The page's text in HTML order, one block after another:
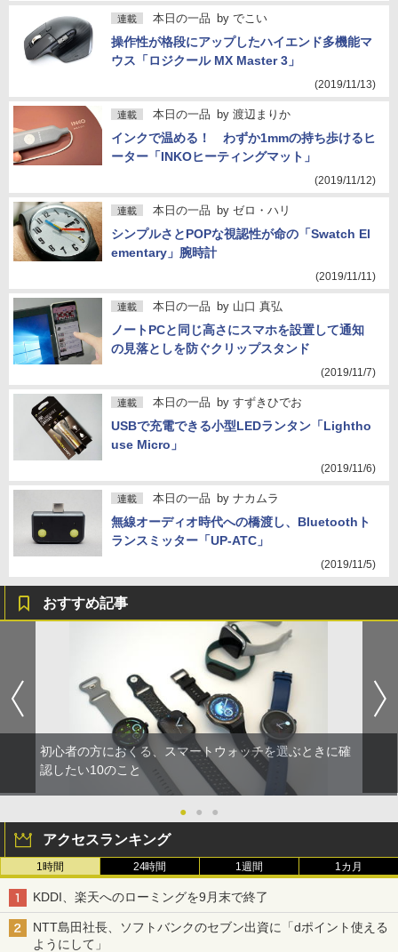
連載 本日の一品 by でこい
操作性が格段にアップしたハイエンド多機能マ
ウス「ロジクール MX Master 3」
(2019/11/13)
連載 本日の一品 by 渡辺まりか
インクで温める！ わずか1mmの持ち歩けるヒ
ーター「INKOヒーティングマット」
(2019/11/12)
連載 本日の一品 by ゼロ・ハリ
シンプルさとPOPな視認性が命の「Swatch El
ementary」腕時計
(2019/11/11)
連載 本日の一品 by 山口 真弘
ノートPCと同じ高さにスマホを設置して通知
の見落としを防ぐクリップスタンド
(2019/11/7)
連載 本日の一品 by すずきひでお
USBで充電できる小型LEDランタン「Lightho
use Micro」
(2019/11/6)
連載 本日の一品 by ナカムラ
無線オーディオ時代への橋渡し、Bluetoothト
ランスミッター「UP-ATC」
(2019/11/5)
おすすめ記事
初心者の方におくる、スマートウォッチを選ぶときに確
認したい10のこと
● ● ●
アクセスランキング
1時間 24時間 1週間 1カ月
KDDI、楽天へのローミングを9月末で終了
NTT島田社長、ソフトバンクのセブン出資に「dポイント使える
ようにして」